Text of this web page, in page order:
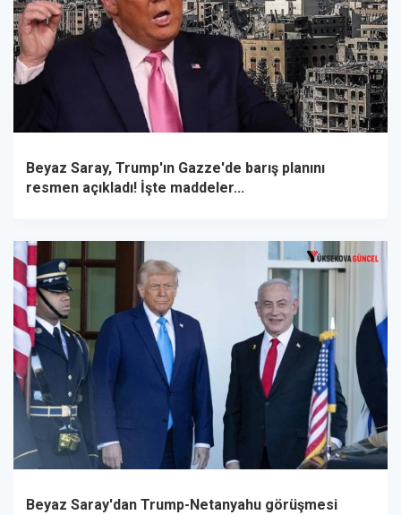
Beyaz Saray, Trump'ın Gazze'de barış planını
resmen açıkladı! İşte maddeler...
Beyaz Saray'dan Trump-Netanyahu görüşmesi